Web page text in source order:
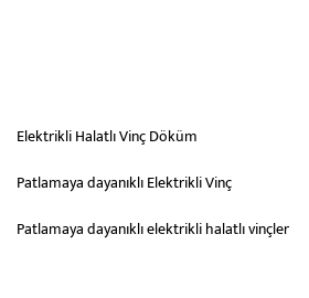
Elektrikli Halatlı Vinç Döküm
Patlamaya dayanıklı Elektrikli Vinç
Patlamaya dayanıklı elektrikli halatlı vinçler